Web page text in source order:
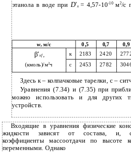
этанола в воде при D'x= 4,57-10-10 м2/с
w,м/с 0,5 0,7 0,9
β'xf, к 2183 2420
(кмоль)/м2ч с 2453 2782
Здесь к– колпачковые тарелки, с–
Уравнения (7.34) и (7.35) при
можно использовать и для других
устройств.
Входящие в уравнения физические
жидкости зависят от состава, и,
коэффициенты массоотдачи по высоте
переменными. Однако